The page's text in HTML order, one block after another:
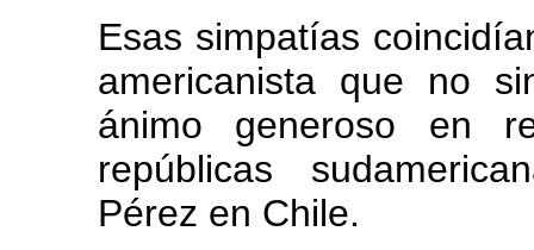
Esas simpatías
americanista que no
ánimo generoso en
repúblicas
Pérez en Chile.